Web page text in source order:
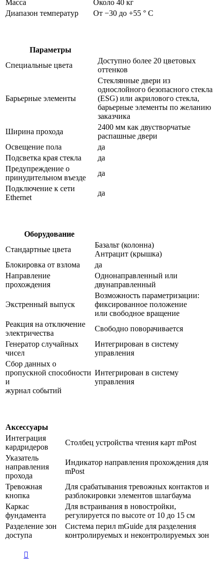
Масса
Около 40 кг
Диапазон температур
От −30 до +55 ° C
Параметры
Специальные цвета
Доступно более 20 цветовых
оттенков
Барьерные элементы
Стеклянные двери из
однослойного безопасного стекла
(ESG) или акрилового стекла,
барьерные элементы по желанию
заказчика
Ширина прохода
2400 мм как двустворчатые
распашные двери
Освещение пола
да
Подсветка края стекла
да
Предупреждение о
принудительном въезде
да
Подключение к сети
Ethernet
да
Оборудование
Стандартные цвета
Базальт (колонна)
Антрацит (крышка)
Блокировка от взлома
да
Направление
прохождения
Однонаправленный или
двунаправленный
Экстренный выпуск
Возможность параметризации:
фиксированное положение
или свободное вращение
Реакция на отключение
электричества
Свободно поворачивается
Генератор случайных
чисел
Интегрирован в систему
управления
Сбор данных о
пропускной способности
и
журнал событий
Интегрирован в систему
управления
Аксессуары
Интеграция
кардридеров
Столбец устройства чтения карт mPost
Указатель
направления
прохода
Индикатор направления прохождения для
mPost
Тревожная
кнопка
Для срабатывания тревожных контактов и
разблокировки элементов шлагбаума
Каркас
фундамента
Для встраивания в новостройки,
регулируется по высоте от 10 до 15 см
Разделение зон
доступа
Система перил mGuide для разделения
контролируемых и неконтролируемых зон